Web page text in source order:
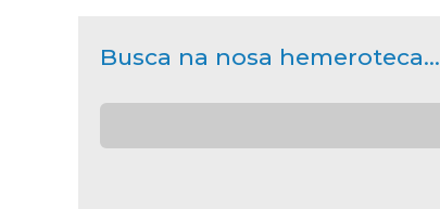
Busca na nosa hemeroteca...